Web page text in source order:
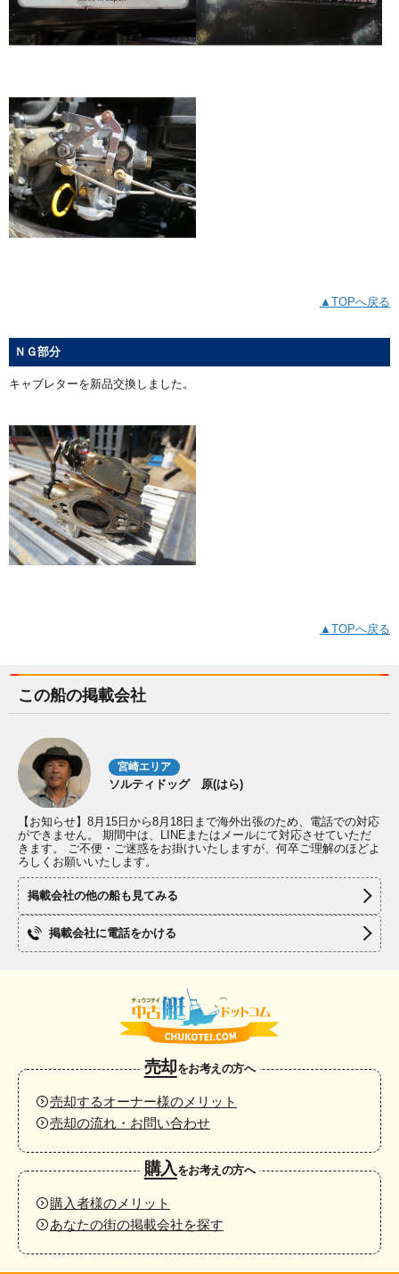
▲TOPへ戻る
ＮＧ部分
キャブレターを新品交換しました。
▲TOPへ戻る
この船の掲載会社
宮崎エリア
ソルティドッグ 原(はら)
【お知らせ】8月15日から8月18日まで海外出張のため、電話での対応
ができません。 期間中は、LINEまたはメールにて対応させていただ
きます。 ご不便・ご迷惑をお掛けいたしますが、何卒ご理解のほどよ
ろしくお願いいたします。
掲載会社の他の船も見てみる
掲載会社に電話をかける
売却をお考えの方へ
売却するオーナー様のメリット
売却の流れ・お問い合わせ
購入をお考えの方へ
購入者様のメリット
あなたの街の掲載会社を探す